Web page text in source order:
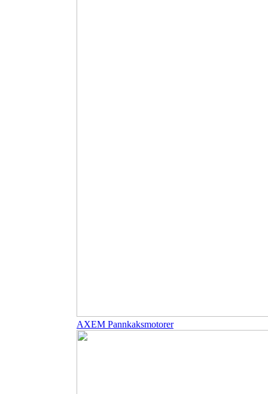
AXEM Pannkaksmotorer